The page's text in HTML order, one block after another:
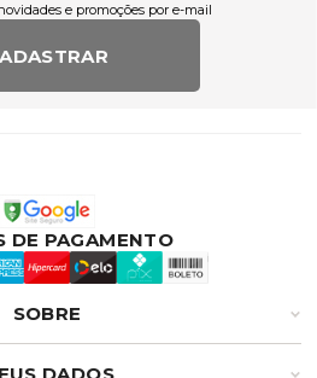
e promoções por e-mail
DE PAGAMENTO
SOBRE